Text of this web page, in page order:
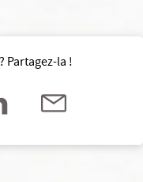
Partagez-la !